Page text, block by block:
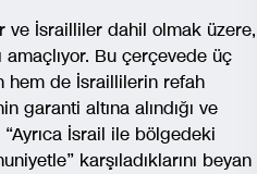
ve İsrailliler dahil olmak üzere,
Bu çerçevede üç
hem de İsraillilerin refah
garanti altına alındığı ve
“Ayrıca İsrail ile bölgedeki
karşıladıklarını beyan